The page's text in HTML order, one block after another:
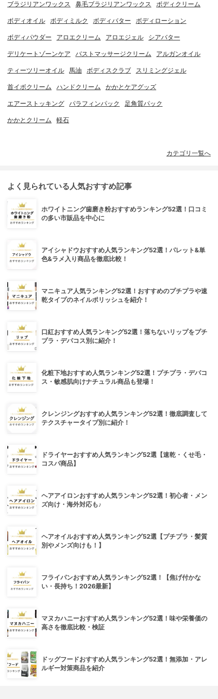
ブラジリアンワックス 鼻毛ブラジリアンワックス ボディクリーム
ボディオイル ボディミルク ボディバター ボディローション
ボディパウダー アロエクリーム アロエジェル シアバター
デリケートゾーンケア バストマッサージクリーム アルガンオイル
ティーツリーオイル 馬油 ボディスクラブ スリミングジェル
首イボクリーム ハンドクリーム かかとケアグッズ
エアーストッキング パラフィンパック 足角質パック
かかとクリーム 軽石
カテゴリ一覧へ
よく見られている人気おすすめ記事
ホワイトニング歯磨き粉おすすめランキング52選！口コミ
の多い市販品を中心に
アイシャドウおすすめ人気ランキング52選！パレット&単
色&ラメ入り商品を徹底比較！
マニキュア人気ランキング52選！おすすめのプチプラや速
乾タイプのネイルポリッシュを紹介！
口紅おすすめ人気ランキング52選！落ちないリップをプチ
プラ・デパコス別に紹介！
化粧下地おすすめ人気ランキング52選！プチプラ・デパコ
ス・敏感肌向けナチュラル商品も登場！
クレンジングおすすめ人気ランキング52選！徹底調査して
テクスチャータイプ別に紹介！
ドライヤーおすすめ人気ランキング52選【速乾・くせ毛・
コスパ商品】
ヘアアイロンおすすめ人気ランキング52選！初心者・メン
ズ向け・海外対応も♪
ヘアオイルおすすめ人気ランキング52選【プチプラ・髪質
別やメンズ向けも！】
フライパンおすすめ人気ランキング52選！【焦げ付かな
い・長持ち！2026最新】
マヌカハニーおすすめ人気ランキング52選！味や栄養価の
高さを徹底比較・検証
ドッグフードおすすめ人気ランキング52選！無添加・アレ
ルギー対策商品を紹介